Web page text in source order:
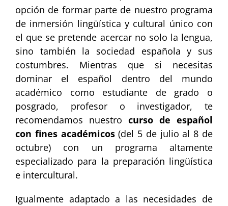
opción de formar parte de nuestro programa
de inmersión lingüística y cultural único con
el que se pretende acercar no solo la lengua,
sino también la sociedad española y sus
costumbres. Mientras que si necesitas
dominar el español dentro del mundo
académico como estudiante de grado o
posgrado, profesor o investigador, te
recomendamos nuestro curso de español
con fines académicos(del 5 de julio al 8 de
octubre) con un programa altamente
especializado para la preparación lingüística
e intercultural.
Igualmente adaptado a las necesidades de